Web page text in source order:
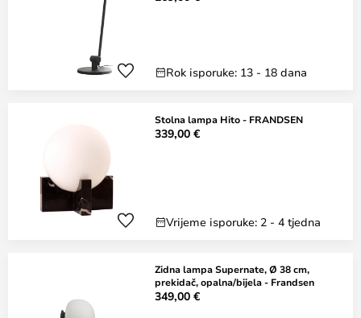
Rok isporuke: 13 - 18 dana
Stolna lampa Hito - FRANDSEN
339,00 €
Vrijeme isporuke: 2 - 4 tjedna
Zidna lampa Supernate, Ø 38 cm,
prekidač, opalna/bijela - Frandsen
349,00 €